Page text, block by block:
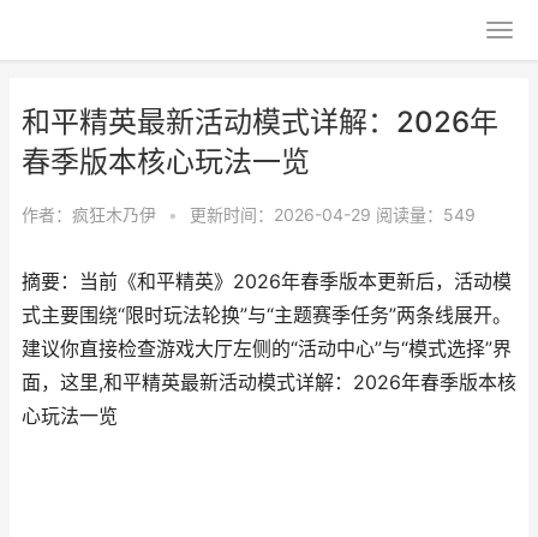
和平精英最新活动模式详解：2026年
春季版本核心玩法一览
作者： 疯狂木乃伊 • 更新时间：2026-04-29 阅读量：549
摘要：当前《和平精英》2026年春季版本更新后，活动模
式主要围绕“限时玩法轮换”与“主题赛季任务”两条线展开。
建议你直接检查游戏大厅左侧的“活动中心”与“模式选择”界
面，这里,和平精英最新活动模式详解：2026年春季版本核
心玩法一览